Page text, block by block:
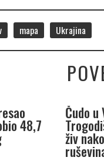
mapa Ukrajina
48,7
Čudo u
živ